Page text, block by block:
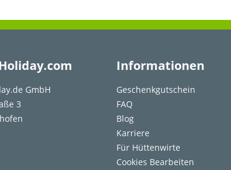
GmbH
3
Informationen
Geschenkgutschein
FAQ
Blog
Karriere
Für Hüttenwirte
Cookies Bearbeiten